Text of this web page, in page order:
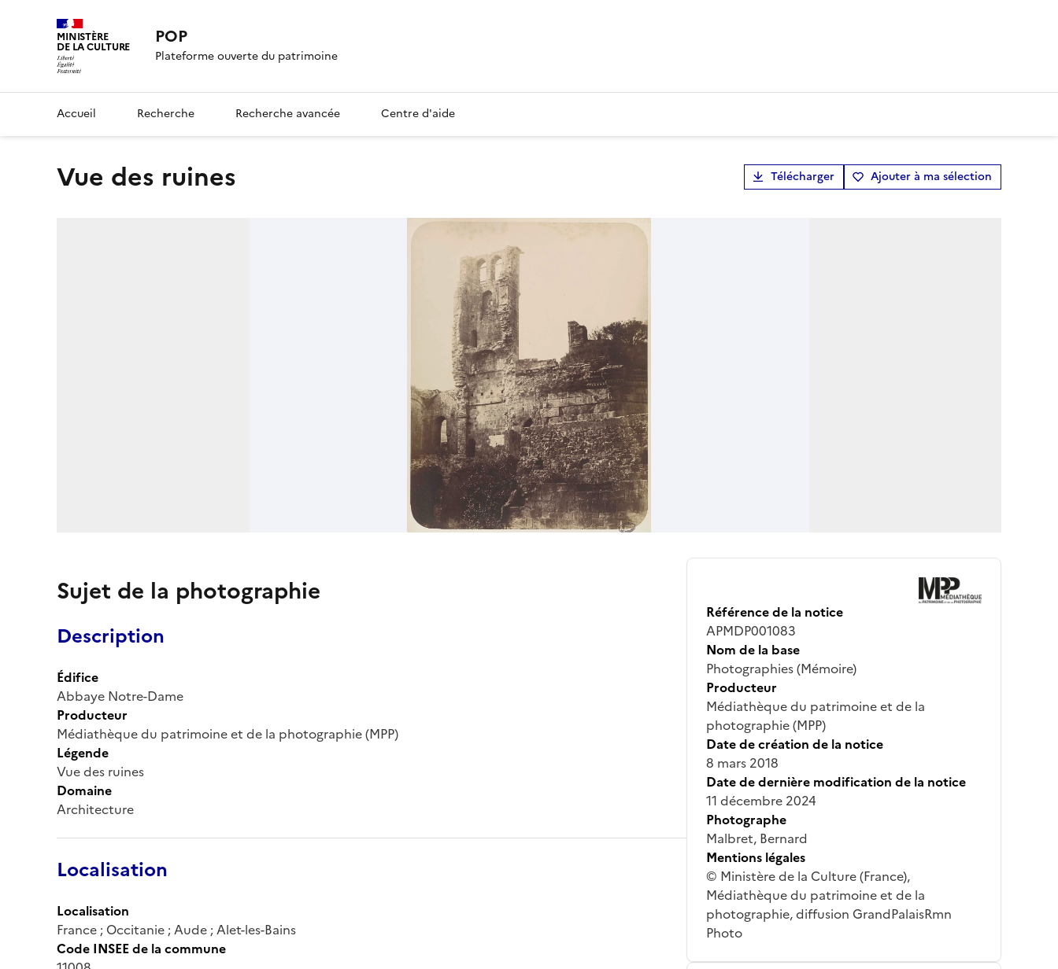
MINISTÈRE
DE LA CULTURE POP
Plateforme ouverte du patrimoine
Accueil Recherche Recherche avancée Centre d'aide
Vue des ruines Télécharger Ajouter à ma sélection
Sujet de la photographie
Description
Édifice
Abbaye Notre-Dame
Producteur
Médiathèque du patrimoine et de la photographie (MPP)
Légende
Vue des ruines
Domaine
Architecture
Localisation
Localisation
France ; Occitanie ; Aude ; Alet-les-Bains
Code INSEE de la commune
Référence de la notice
APMDP001083
Nom de la base
Photographies (Mémoire)
Producteur
Médiathèque du patrimoine et de la
photographie (MPP)
Date de création de la notice
8 mars 2018
Date de dernière modification de la notice
11 décembre 2024
Photographe
Malbret, Bernard
Mentions légales
© Ministère de la Culture (France),
Médiathèque du patrimoine et de la
photographie, diffusion GrandPalaisRmn
Photo